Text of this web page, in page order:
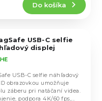
Do košíka
USB-C selfie
displej
USB-C selfie náhľadový
obrazovkou umožňuje
záberu pri natáčaní videa.
podpora 4K/60 fps,...